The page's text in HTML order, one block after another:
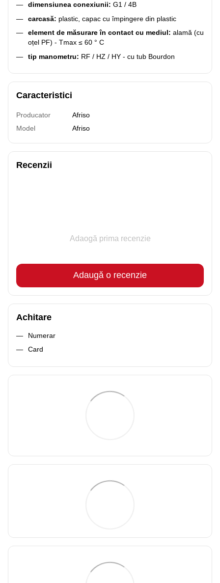
dimensiunea conexiunii: G1 / 4B
carcasă: plastic, capac cu împingere din plastic
element de măsurare în contact cu mediul: alamă (cu
oțel PF) - Tmax ≤ 60 ° C
tip manometru: RF / HZ / HY - cu tub Bourdon
Caracteristici
Producator
Afriso
Model
Afriso
Recenzii
Adaogă prima recenzie
Adaugă o recenzie
Achitare
Numerar
Card